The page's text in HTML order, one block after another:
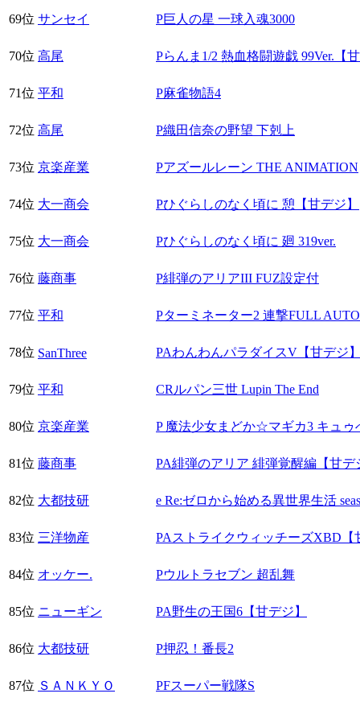
69位 サンセイ P巨人の星 一球入魂3000
70位 高尾 Pらんま1/2 熱血格闘遊戯 99Ver.【
71位 平和 P麻雀物語4
72位 高尾 P織田信奈の野望 下剋上
73位 京楽産業 Pアズールレーン THE ANIMATION
74位 大一商会 Pひぐらしのなく頃に 憩【甘デジ】
75位 大一商会 Pひぐらしのなく頃に 廻 319ver.
76位 藤商事 P緋弾のアリアIII FUZ設定付
77位 平和 Pターミネーター2 連撃FULL
78位 SanThree PAわんわんパラダイスV【甘デジ
79位 平和 CRルパン三世 Lupin The End
80位 京楽産業 P 魔法少女まどか☆マギカ3 キュゥ
81位 藤商事 PA緋弾のアリア 緋弾覚醒編【甘デ
82位 大都技研 e Re:ゼロから始める異世界生活
83位 三洋物産 PAストライクウィッチーズXBD【
84位 オッケー. Pウルトラセブン 超乱舞
85位 ニューギン PA野生の王国6【甘デジ】
86位 大都技研 P押忍！番長2
87位 ＳＡＮＫＹＯ PFスーパー戦隊S